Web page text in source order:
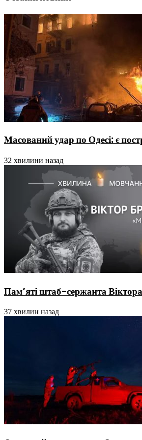
Масований удар по Одесі: є
32 хвилини назад
Пам’яті штаб-сержанта
37 хвилин назад